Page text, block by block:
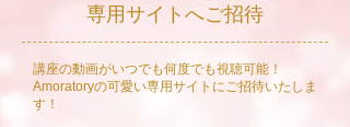
専用サイトへご招待
講座の動画がいつでも何度でも視聴可能！
Amoratoryの可愛い専用サイトにご招待​いたしま
す！